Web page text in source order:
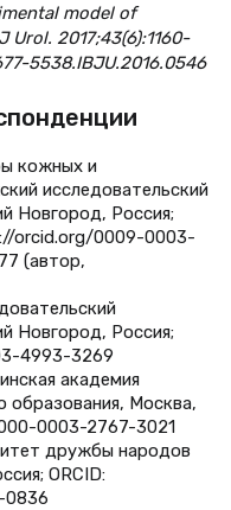
model of
2017;43(6):1160-
5538.IBJU.2016.0546
кожных и
исследовательский
Новгород, Россия;
orcid.org/0009-0003-
(автор,
Новгород, Россия;
4993-3269
академия
образования, Москва,
0003-2767-3021
дружбы народов
ORCID: